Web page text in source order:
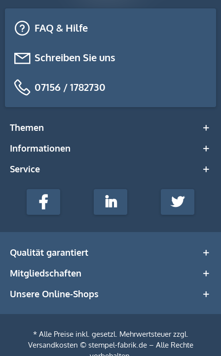
FAQ & Hilfe
Schreiben Sie uns
07156 / 1782730
Themen
Informationen
Service
stempel-
Media
Facebook LinkedIn Twitter
Qualität garantiert
Mitgliedschaften
Unsere Online-Shops
* Alle Preise inkl. gesetzl. Mehrwertsteuer zzgl.
Versandkosten © stempel-fabrik.de – Alle Rechte